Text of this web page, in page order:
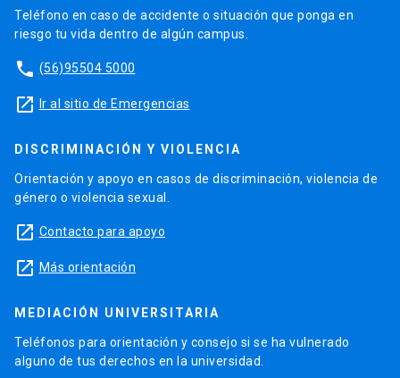
Teléfono en caso de accidente o situación que ponga en
riesgo tu vida dentro de algún campus.
phone (56)95504 5000
launch Ir al sitio de Emergencias
DISCRIMINACIÓN Y VIOLENCIA
Orientación y apoyo en casos de discriminación, violencia de
género o violencia sexual.
launch Contacto para apoyo
launch Más orientación
MEDIACIÓN UNIVERSITARIA
Teléfonos para orientación y consejo si se ha vulnerado
alguno de tus derechos en la universidad.